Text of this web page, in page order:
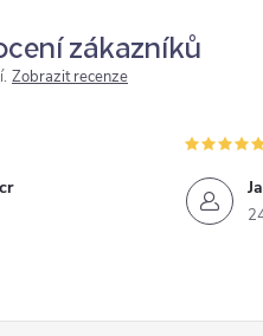
zákazníků
Zobrazit recenze